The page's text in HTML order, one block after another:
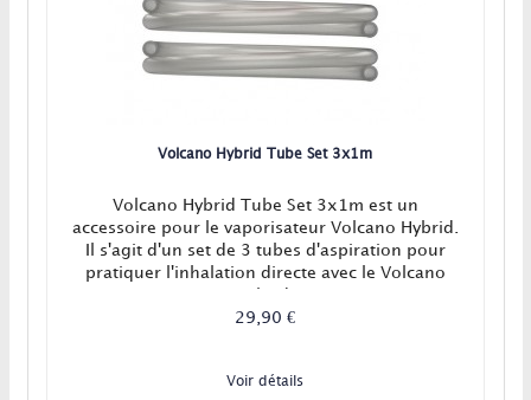
Volcano Hybrid Tube Set 3x1m
Volcano Hybrid Tube Set 3x1m est un
accessoire pour le vaporisateur Volcano Hybrid.
Il s'agit d'un set de 3 tubes d'aspiration pour
pratiquer l'inhalation directe avec le Volcano
29,90 €
Voir détails